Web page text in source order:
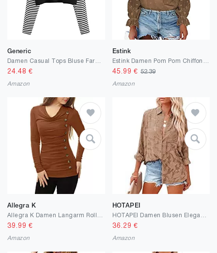
Generic
Damen Casual Tops Bluse Farbblock Sun Moon Print Gestreiftes Top Langarm Crop Top T Shirt Tops Bluse Damen Top Sexy
24.48 €
Amazon
Estink
45.99 € 52.39
Amazon
Allegra K
39.99 €
Amazon
HOTAPEI
36.29 €
Amazon